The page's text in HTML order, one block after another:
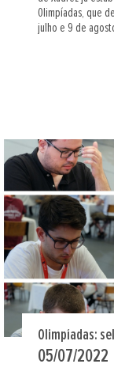
Olimpíadas, que
julho e 9 de
Olimpíadas:
05/07/2022